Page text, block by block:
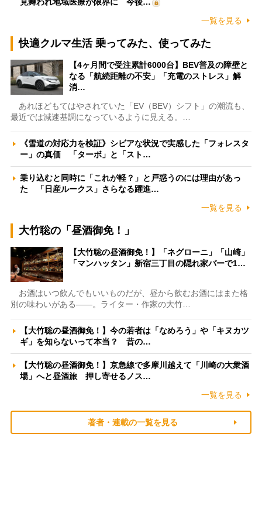
見舞われ地域医療が限界に 今後…
一覧を見る
快適クルマ生活 乗ってみた、使ってみた
【4ヶ月間で受注累計6000台】BEV普及の障壁と
なる「航続距離の不安」「充電のストレス」解
消…
あれほどもてはやされていた「EV（BEV）シフト」の潮流も、
最近では減速基調になっているように見える。…
《雪道の対応力を検証》シビアな状況で実感した「フォレスタ
ー」の真価 「ターボ」と「スト…
乗り込むと同時に「これが軽？」と戸惑うのには理由があっ
た 「日産ルークス」さらなる躍進…
一覧を見る
大竹聡の「昼酒御免！」
【大竹聡の昼酒御免！】「ネグローニ」「山崎」
「マンハッタン」新宿三丁目の隠れ家バーで1…
お酒はいつ飲んでもいいものだが、昼から飲むお酒にはまた格
別の味わいがある――。ライター・作家の大竹…
【大竹聡の昼酒御免！】今の若者は「なめろう」や「キヌカツ
ギ」を知らないって本当？ 昔の…
【大竹聡の昼酒御免！】京急線で多摩川越えて「川崎の大衆酒
場」へと昼酒旅 押し寄せるノス…
一覧を見る
著者・連載の一覧を見る